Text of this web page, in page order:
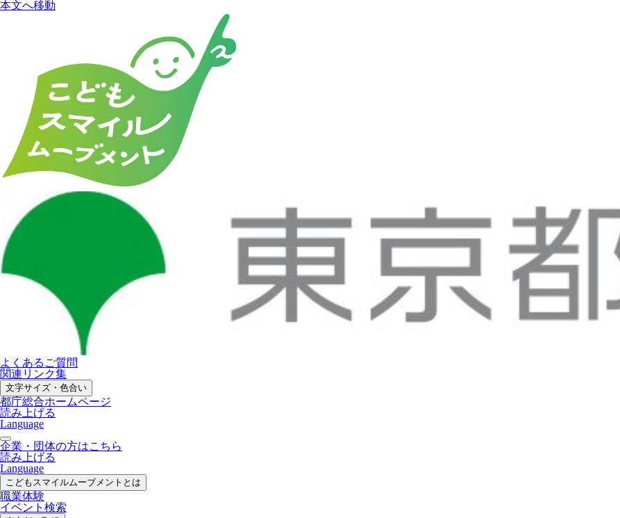
本文へ移動
よくあるご質問
関連リンク集
文字サイズ・色合い
都庁総合ホームページ
読み上げる
Language
企業・団体の方はこちら
読み上げる
Language
こどもスマイルムーブメントとは
職業体験
イベント検索